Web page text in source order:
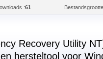
:61
Recovery Utility
hersteltool voor